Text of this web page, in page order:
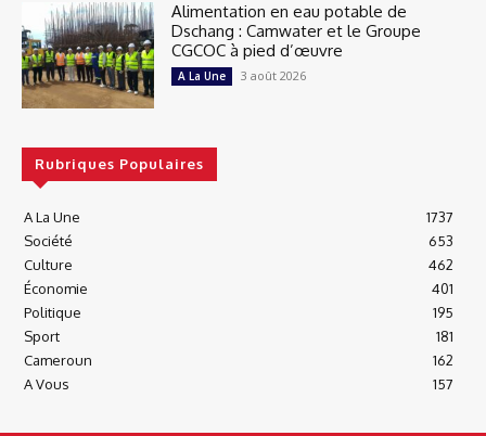
Alimentation en eau potable de
Dschang : Camwater et le Groupe
CGCOC à pied d’œuvre
A La Une 3 août 2026
Rubriques Populaires
A La Une
1737
Société
653
Culture
462
Économie
401
Politique
195
Sport
181
Cameroun
162
A Vous
157